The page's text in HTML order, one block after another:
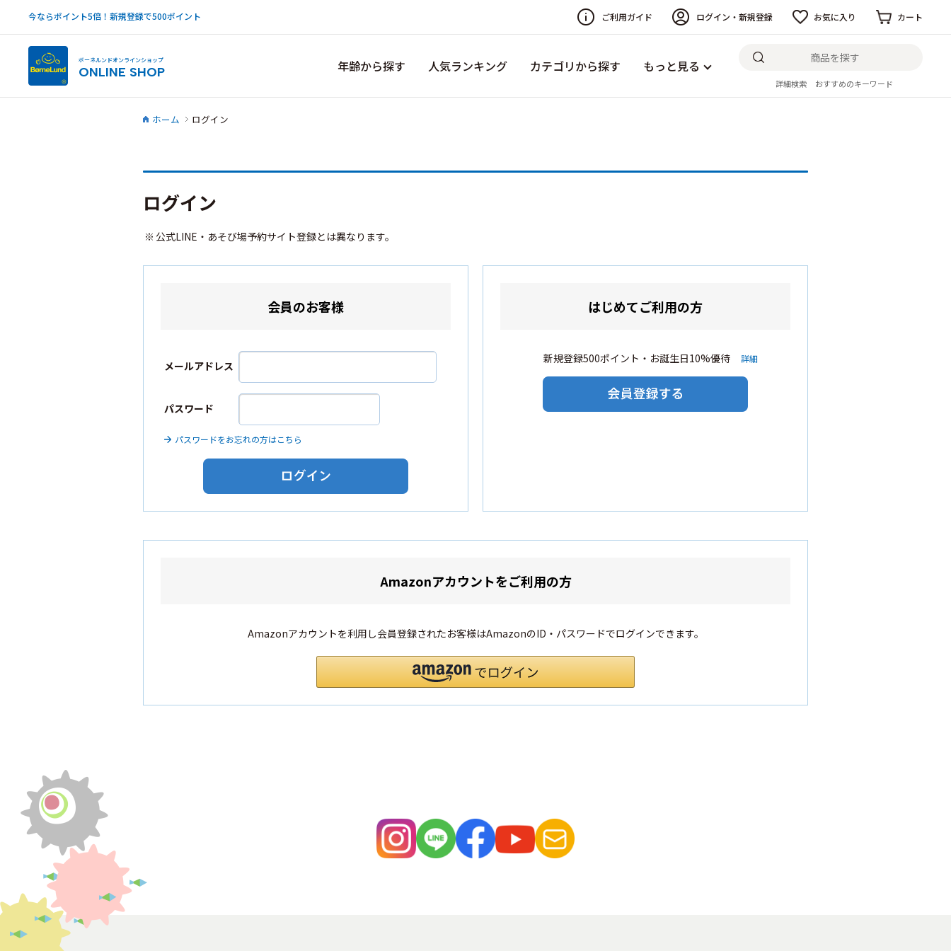
今ならポイント5倍！新規登録で500ポイント ご利用ガイド ログイン・新規登録 お気に入り カート
ボーネルンドオンラインショップ
ONLINE SHOP 年齢から探す 人気ランキング カテゴリから探す もっと見る
詳細検索 おすすめのキーワード
ホーム ログイン
ログイン
公式LINE・あそび場予約サイト登録とは異なります。
会員のお客様
メールアドレス
パスワード
パスワードをお忘れの方はこちら
はじめてご利用の方
新規登録500ポイント・お誕生日10%優待 詳細
Amazonアカウントをご利用の方
Amazonアカウントを利用し会員登録されたお客様はAmazonのID・パスワードでログインできます。